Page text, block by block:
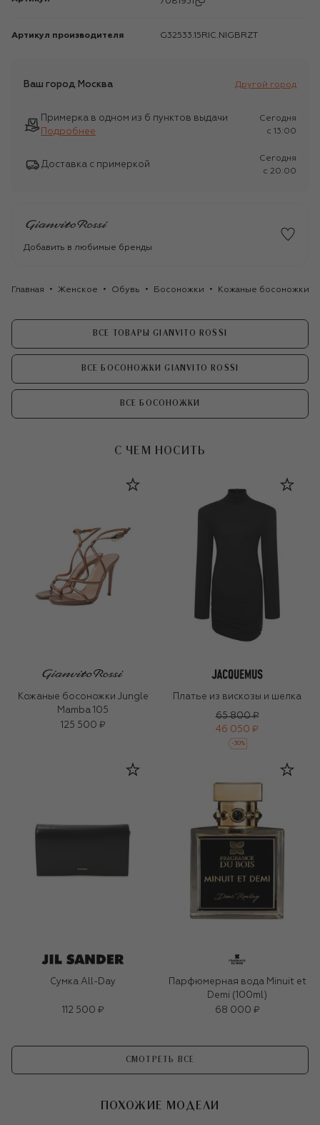
Артикул производителя G32533.15RIC.NIGBRZT
Ваш город Москва Другой город
Примерка в одном из 6 пунктов выдачи
Подробнее
Сегодня
c 13:00
Доставка с примеркой
Сегодня
c 20:00
Добавить в любимые бренды
Главная Женское Обувь Босоножки Кожаные босоножки
ВСЕ ТОВАРЫ GIANVITO ROSSI
ВСЕ БОСОНОЖКИ GIANVITO ROSSI
ВСЕ БОСОНОЖКИ
С ЧЕМ НОСИТЬ
Кожаные босоножки Jungle
Mamba 105
125 500 ₽
Платье из вискозы и шелка
65 800 ₽
46 050 ₽
-30%
Сумка All-Day
112 500 ₽
Парфюмерная вода Minuit et
Demi (100ml)
68 000 ₽
СМОТРЕТЬ ВСЕ
ПОХОЖИЕ МОДЕЛИ